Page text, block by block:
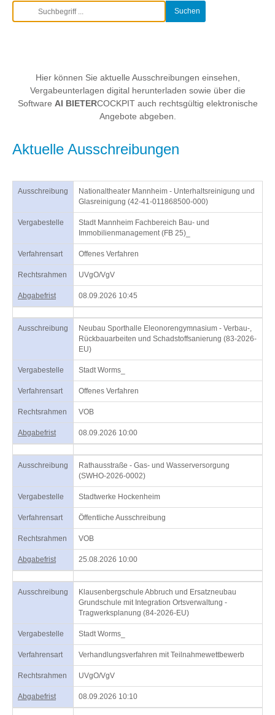
Hier können Sie aktuelle Ausschreibungen einsehen,
Vergabeunterlagen digital herunterladen sowie über die
Software AI BIETERCOCKPIT auch rechtsgültig elektronische
Angebote abgeben.
Aktuelle Ausschreibungen
Ausschreibung
Nationaltheater Mannheim - Unterhaltsreinigung und
Glasreinigung (42-41-011868500-000)
Vergabestelle
Stadt Mannheim Fachbereich Bau- und
Immobilienmanagement (FB 25)_
Verfahrensart Offenes Verfahren
Rechtsrahmen UVgO/VgV
Abgabefrist 08.09.2026 10:45
Ausschreibung
Neubau Sporthalle Eleonorengymnasium - Verbau-,
Rückbauarbeiten und Schadstoffsanierung (83-2026-
EU)
Vergabestelle Stadt Worms_
Verfahrensart Offenes Verfahren
Rechtsrahmen VOB
Abgabefrist 08.09.2026 10:00
Ausschreibung
Rathausstraße - Gas- und Wasserversorgung
(SWHO-2026-0002)
Vergabestelle Stadtwerke Hockenheim
Verfahrensart Öffentliche Ausschreibung
Rechtsrahmen VOB
Abgabefrist 25.08.2026 10:00
Ausschreibung
Klausenbergschule Abbruch und Ersatzneubau
Grundschule mit Integration Ortsverwaltung -
Tragwerksplanung (84-2026-EU)
Vergabestelle Stadt Worms_
Verfahrensart Verhandlungsverfahren mit Teilnahmewettbewerb
Rechtsrahmen UVgO/VgV
Abgabefrist 08.09.2026 10:10